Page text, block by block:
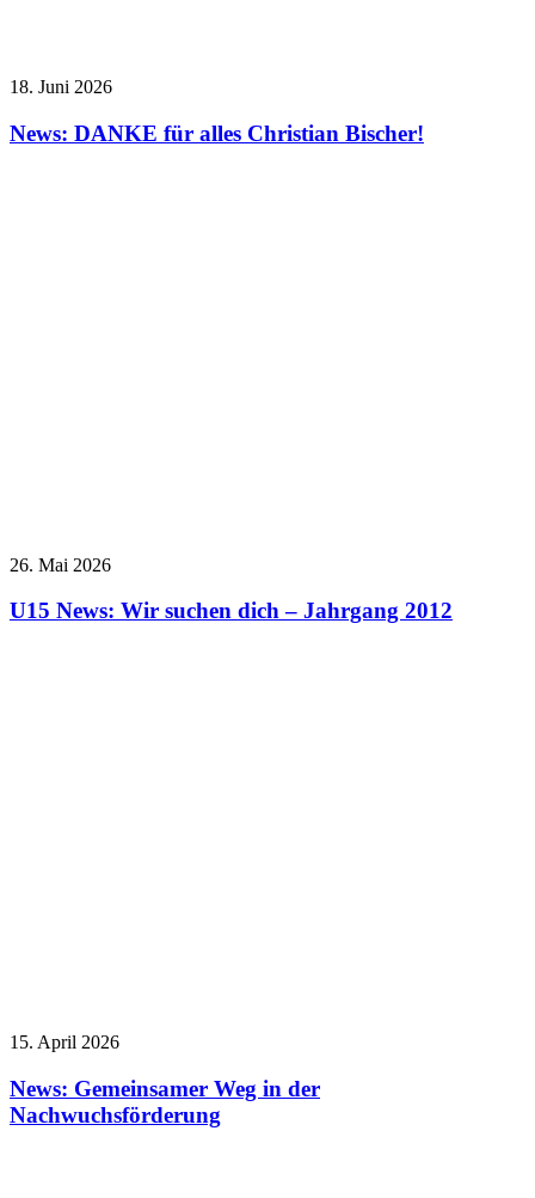
18. Juni 2026
News: DANKE für alles Christian Bischer!
26. Mai 2026
U15 News: Wir suchen dich – Jahrgang 2012
15. April 2026
News: Gemeinsamer Weg in der
Nachwuchsförderung